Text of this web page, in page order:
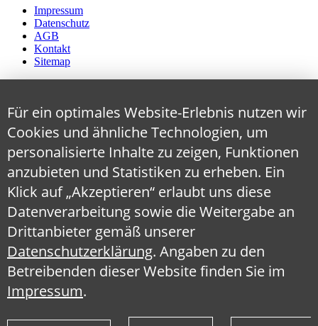
Impressum
Datenschutz
AGB
Kontakt
Sitemap
Für ein optimales Website-Erlebnis nutzen wir
Cookies und ähnliche Technologien, um
personalisierte Inhalte zu zeigen, Funktionen
anzubieten und Statistiken zu erheben. Ein
Klick auf „Akzeptieren“ erlaubt uns diese
Datenverarbeitung sowie die Weitergabe an
Drittanbieter gemäß unserer
Datenschutzerklärung. Angaben zu den
Betreibenden dieser Website finden Sie im
Impressum.